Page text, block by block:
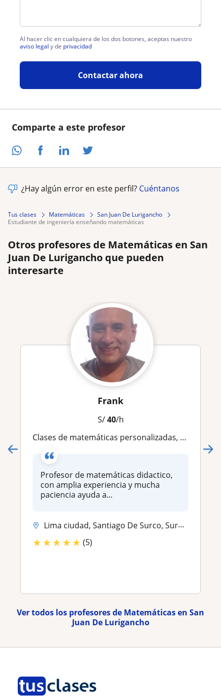
Comparte a este profesor
Al hacer clic en cualquiera de los dos botones, aceptas nuestro
aviso legal y de privacidad
Contactar ahora
¿Hay algún error en este perfil? Cuéntanos
Tus clases Matemáticas
San Juan De Lurigancho
estudiante de ingeniería enseñando matemáticas
Otros profesores de Matemáticas en San
Juan De Lurigancho que pueden
interesarte
Frank
S/40/h
Clases de matemáticas personalizadas, adaptadas al ritmo y necesidades del estudiante, con metodología sencilla y estructurada para lograr un aprendizaje sólido📚🥇🏆
Profesor de matemáticas didactico,
con amplia experiencia y mucha
paciencia ayuda a...
Lima ciudad, Santiago De Surco, Surquillo, La Molina, San Isidro, San ...
★★★★★ (5)
Ver todos los profesores de Matemáticas en San
Juan De Lurigancho